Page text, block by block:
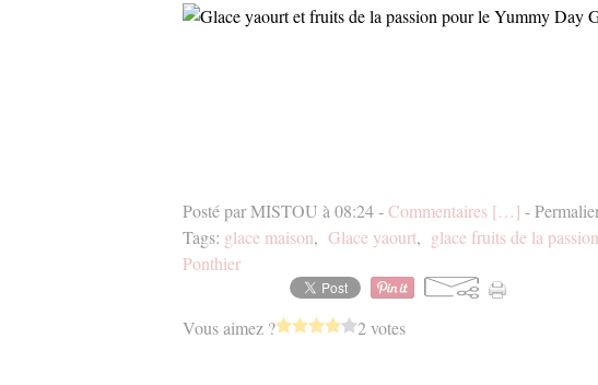
Posté par MISTOU à 08:24 -Commentaires […] -
Tags: glace maison, Glace yaourt, glace fruits de la passion
Ponthier
Vous aimez ? 2 votes